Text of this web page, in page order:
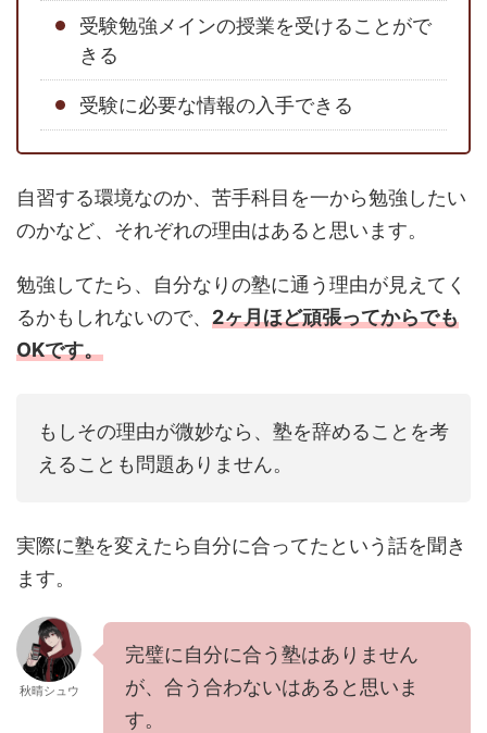
受験勉強メインの授業を受けることがで
きる
受験に必要な情報の入手できる
自習する環境なのか、苦手科目を一から勉強したい
のかなど、それぞれの理由はあると思います。
勉強してたら、自分なりの塾に通う理由が見えてく
るかもしれないので、 2ヶ月ほど頑張ってからでも
OKです。
もしその理由が微妙なら、塾を辞めることを考
えることも問題ありません。
実際に塾を変えたら自分に合ってたという話を聞き
ます。
秋晴シュウ
完璧に自分に合う塾はありません
が、合う合わないはあると思いま
す。